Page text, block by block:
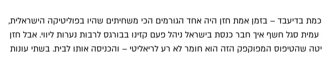
בדיעבד – בזמן אמת חזן היה אחד הגורמים הכי משחיתים שהיו בפוליטיקה הישראלית,
סגל חשף איך חבר כנסת בישראל ניהל פעם קזינו בבורגס לרבות נערות ליווי. אבל חזן
שהטיפוס המפוקפק הזה הוא חומר לא רע לריאליטי – והכניסה אותו לבית. בשתי עונות